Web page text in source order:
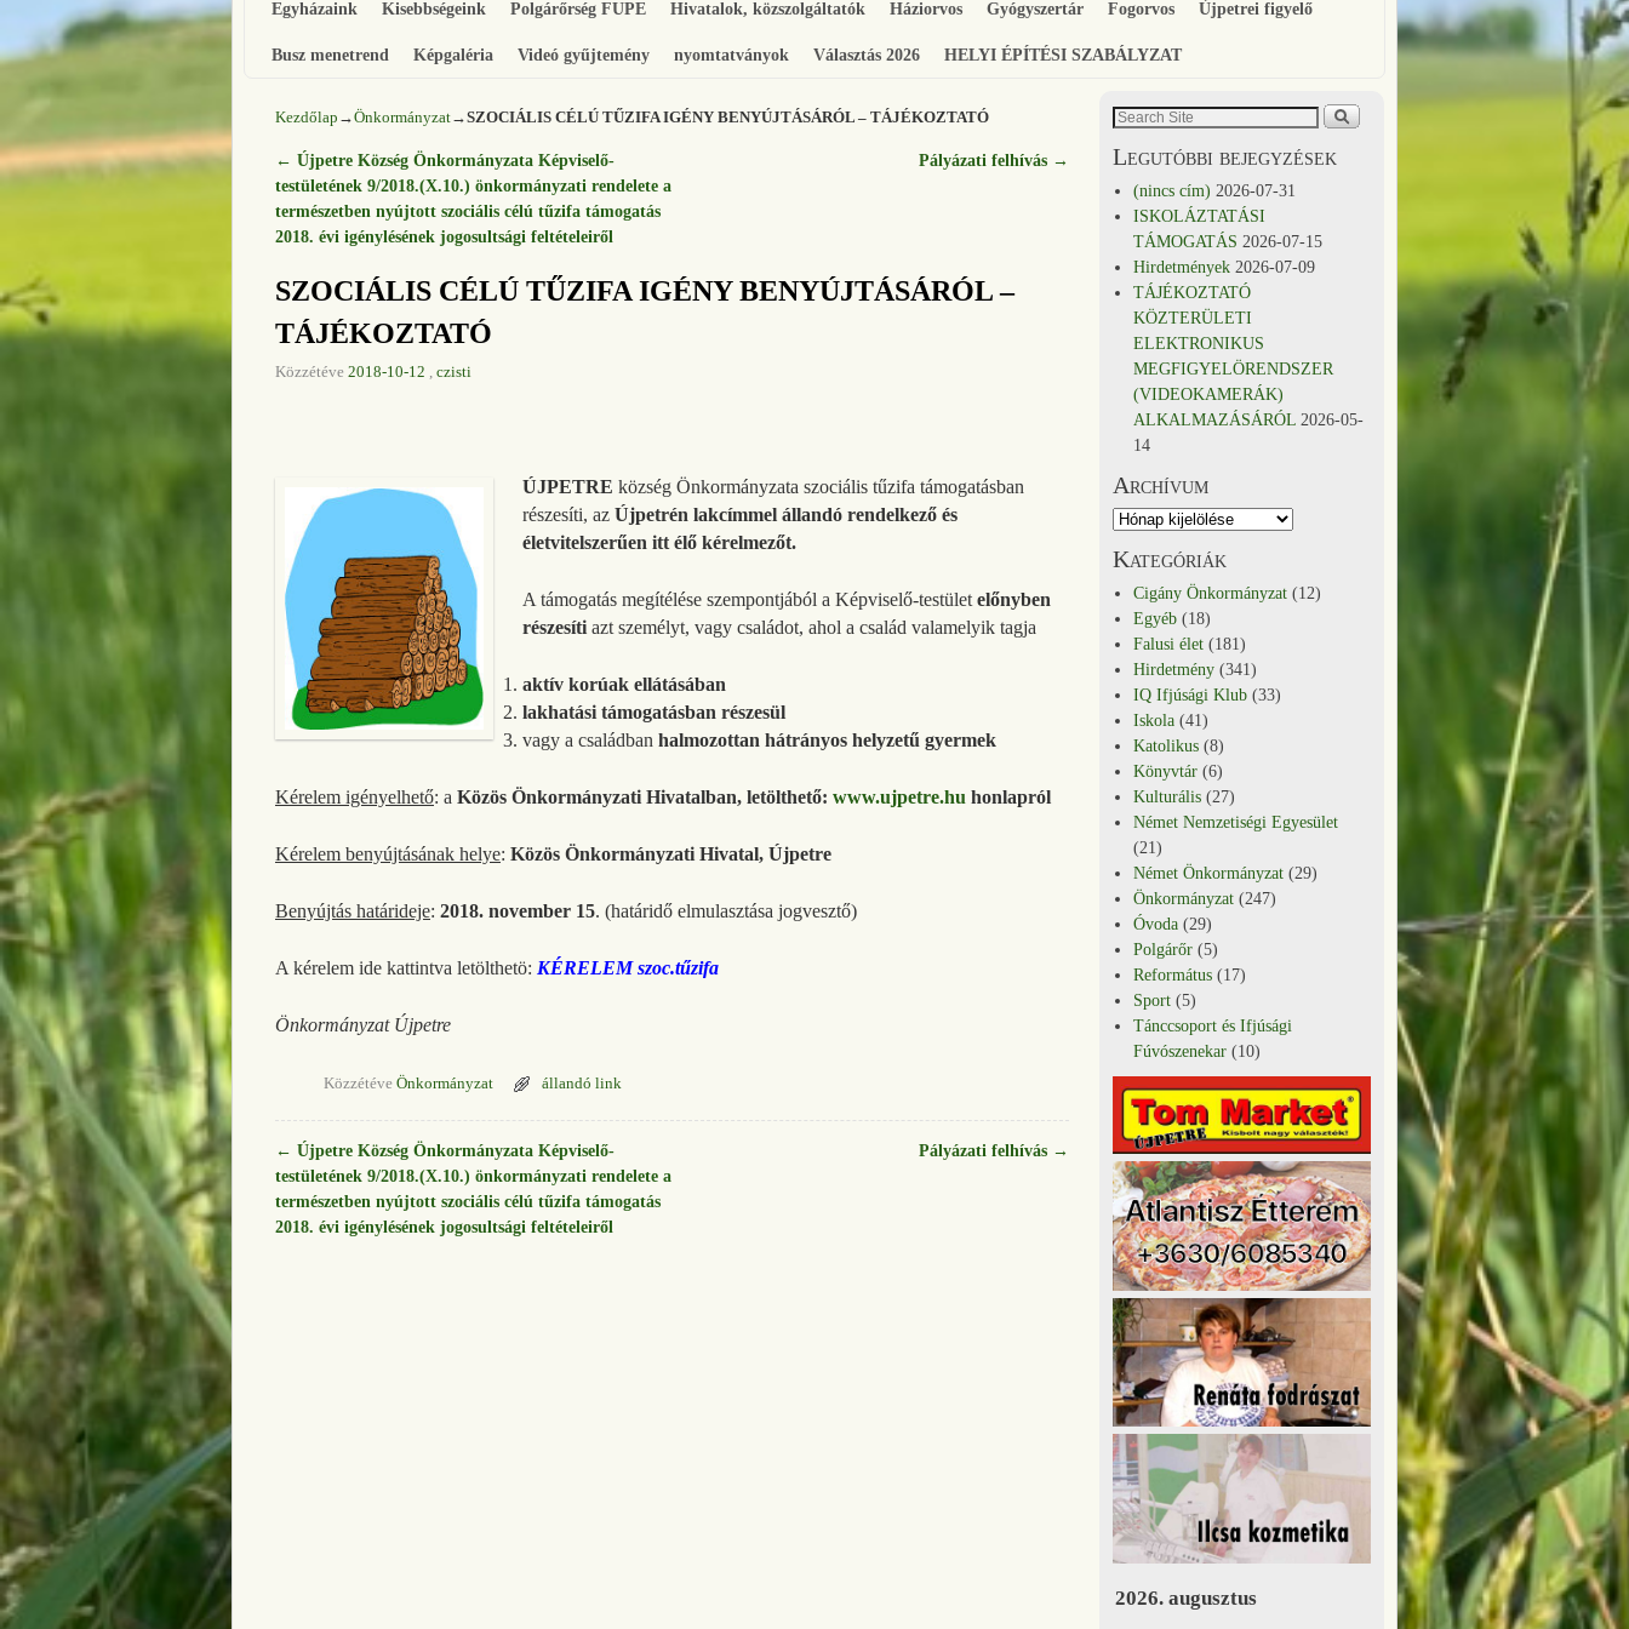
Egyházaink Kisebbségeink Polgárőrség FUPE Hivatalok, közszolgáltatók Háziorvos Gyógyszertár Fogorvos Újpetrei figyelő
Busz menetrend Képgaléria Videó gyűjtemény nyomtatványok Választás 2026 HELYI ÉPÍTÉSI SZABÁLYZAT
Kezdőlap →Önkormányzat→SZOCIÁLIS CÉLÚ TŰZIFA IGÉNY BENYÚJTÁSÁRÓL – TÁJÉKOZTATÓ
Bejegyzés navigáció
← Újpetre Község Önkormányzata Képviselő-
testületének 9/2018.(X.10.) önkormányzati rendelete a
természetben nyújtott szociális célú tűzifa támogatás
2018. évi igénylésének jogosultsági feltételeiről
Pályázati felhívás →
SZOCIÁLIS CÉLÚ TŰZIFA IGÉNY BENYÚJTÁSÁRÓL –
TÁJÉKOZTATÓ
Közzétéve 2018-10-12 , czisti
ÚJPETRE község Önkormányzata szociális tűzifa támogatásban
részesíti, az Újpetrén lakcímmel állandó rendelkező és
életvitelszerűen itt élő kérelmezőt.
A támogatás megítélése szempontjából a Képviselő-testület előnyben
részesíti azt személyt, vagy családot, ahol a család valamelyik tagja
aktív korúak ellátásában
lakhatási támogatásban részesül
vagy a családban halmozottan hátrányos helyzetű gyermek
Kérelem igényelhető: a Közös Önkormányzati Hivatalban, letölthető: www.ujpetre.hu honlapról
Kérelem benyújtásának helye: Közös Önkormányzati Hivatal, Újpetre
Benyújtás határideje: 2018. november 15. (határidő elmulasztása jogvesztő)
A kérelem ide kattintva letölthetö: KÉRELEM szoc.tűzifa
Önkormányzat Újpetre
Közzétéve Önkormányzat állandó link
Bejegyzés navigáció
← Újpetre Község Önkormányzata Képviselő-
testületének 9/2018.(X.10.) önkormányzati rendelete a
természetben nyújtott szociális célú tűzifa támogatás
2018. évi igénylésének jogosultsági feltételeiről
Pályázati felhívás →
Legutóbbi bejegyzések
(nincs cím) 2026-07-31
ISKOLÁZTATÁSI
TÁMOGATÁS 2026-07-15
Hirdetmények 2026-07-09
TÁJÉKOZTATÓ
KÖZTERÜLETI
ELEKTRONIKUS
MEGFIGYELÖRENDSZER
(VIDEOKAMERÁK)
ALKALMAZÁSÁRÓL 2026-05-
14
Archívum
Kategóriák
Cigány Önkormányzat (12)
Egyéb (18)
Falusi élet (181)
Hirdetmény (341)
IQ Ifjúsági Klub (33)
Iskola (41)
Katolikus (8)
Könyvtár (6)
Kulturális (27)
Német Nemzetiségi Egyesület
(21)
Német Önkormányzat (29)
Önkormányzat (247)
Óvoda (29)
Polgárőr (5)
Református (17)
Sport (5)
Tánccsoport és Ifjúsági
Fúvószenekar (10)
2026. augusztus